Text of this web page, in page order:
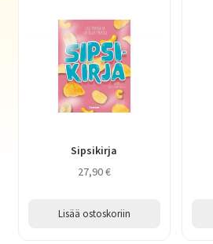
Sipsikirja
27,90€
Lisää ostoskoriin